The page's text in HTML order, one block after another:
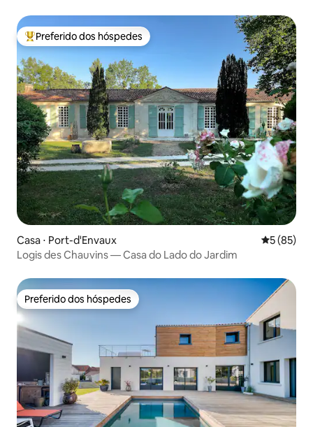
Entre os melhores preferidos dos hóspedes
Preferido dos hóspedes
Casa ⋅ Port-d'Envaux 5 de uma
5 (85)
Logis des Chauvins — Casa do Lado do Jardim
Preferido dos hóspedes
Preferido dos hóspedes